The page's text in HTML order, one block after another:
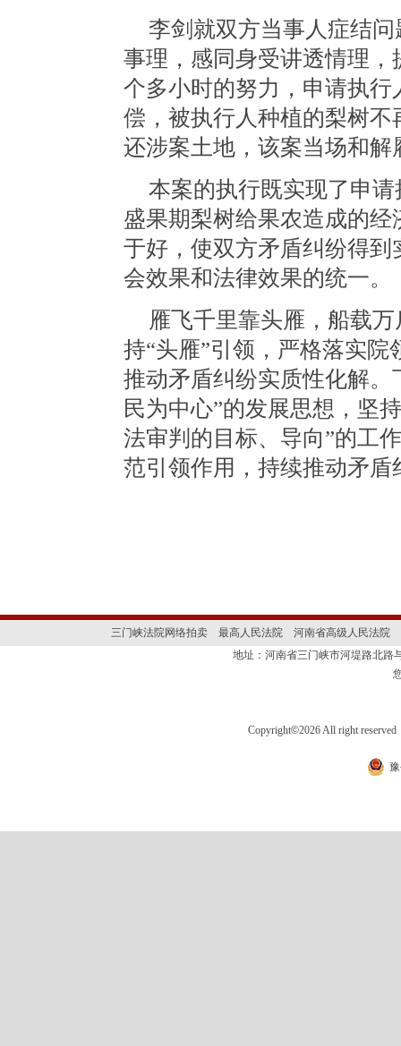
李剑就双方当事人症结
事理，感同身受讲透情理
个多小时的努力，申请执
偿，被执行人种植的梨树
还涉案土地，该案当场和解
本案的执行既实现了申
盛果期梨树给果农造成的
于好，使双方矛盾纠纷得
会效果和法律效果的统一。
雁飞千里靠头雁，船载
持“头雁”引领，严格落实
推动矛盾纠纷实质性化解
民为中心”的发展思想，坚
法审判的目标、导向”的工
范引领作用，持续推动矛盾
三门峡法院网络拍卖 最高人民法院
河南省高级人民法院
地址：河南省三门峡市河堤路北
Copyright©2026 All right